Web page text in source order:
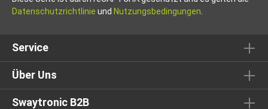
Datenschutzrichtlinie und Nutzungsbedingungen
Service
Über Uns
Swaytronic B2B